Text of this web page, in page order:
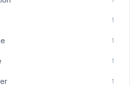
1
1
1
1